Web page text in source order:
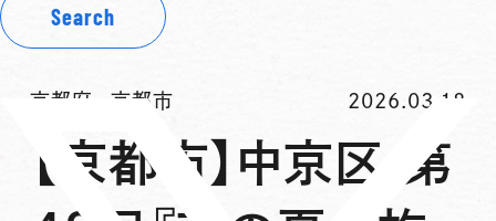
Search
京都府 -京都市 2026.03.18
【京都市】中京区 第